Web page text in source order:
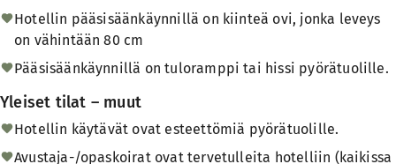
Hotellin pääsisäänkäynnillä on kiinteä ovi, jonka leveys
on vähintään 80 cm
Pääsisäänkäynnillä on tuloramppi tai hissi pyörätuolille.
Yleiset tilat – muut
Hotellin käytävät ovat esteettömiä pyörätuolille.
Avustaja-/opaskoirat ovat tervetulleita hotelliin (kaikissa